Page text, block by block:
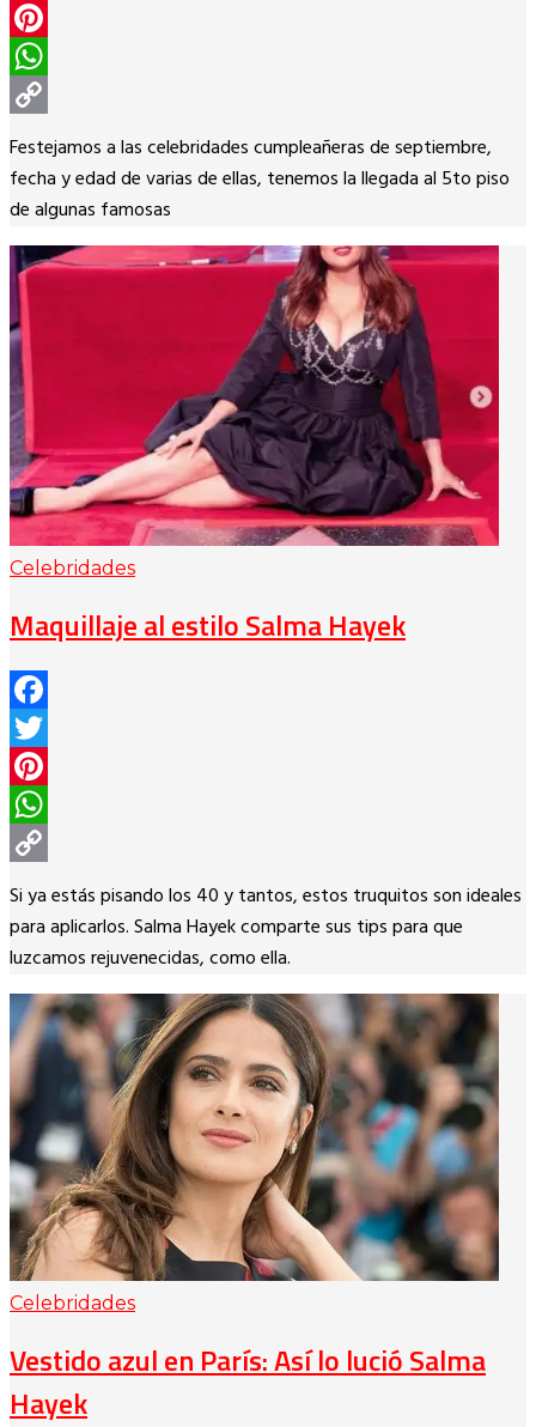
Twitter
Pinterest
WhatsApp
Copy
Link
Festejamos a las celebridades cumpleañeras de septiembre,
fecha y edad de varias de ellas, tenemos la llegada al 5to piso
de algunas famosas
Celebridades
Maquillaje al estilo Salma Hayek
Facebook
Twitter
Pinterest
WhatsApp
Copy
Link
Si ya estás pisando los 40 y tantos, estos truquitos son ideales
para aplicarlos. Salma Hayek comparte sus tips para que
luzcamos rejuvenecidas, como ella.
Celebridades
Vestido azul en París: Así lo lució Salma
Hayek